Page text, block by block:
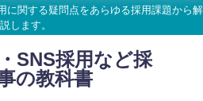
に関する疑問点をあらゆる採用課題から解
説します。
SNS採用など採
の教科書